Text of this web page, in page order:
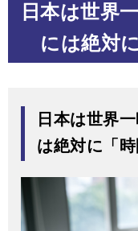
日本は世界
には絶対
日本は世界
は絶対に「